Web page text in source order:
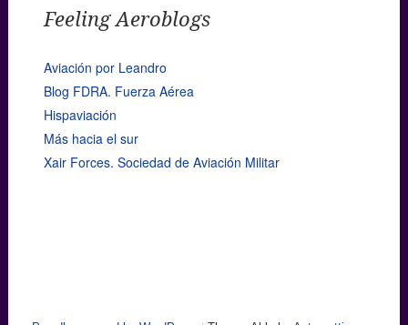
Feeling Aeroblogs
Aviación por Leandro
Blog FDRA. Fuerza Aérea
Hispaviación
Más hacia el sur
Xair Forces. Sociedad de Aviación Militar